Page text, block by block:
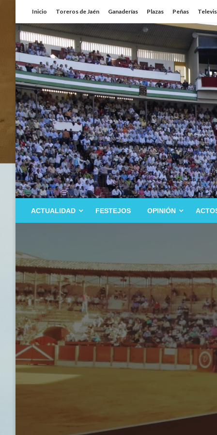
contenido
Inicio Toreros de Jaén Ganaderías Plazas Peñas
ACTUALIDAD FESTEJOS OPINIÓN